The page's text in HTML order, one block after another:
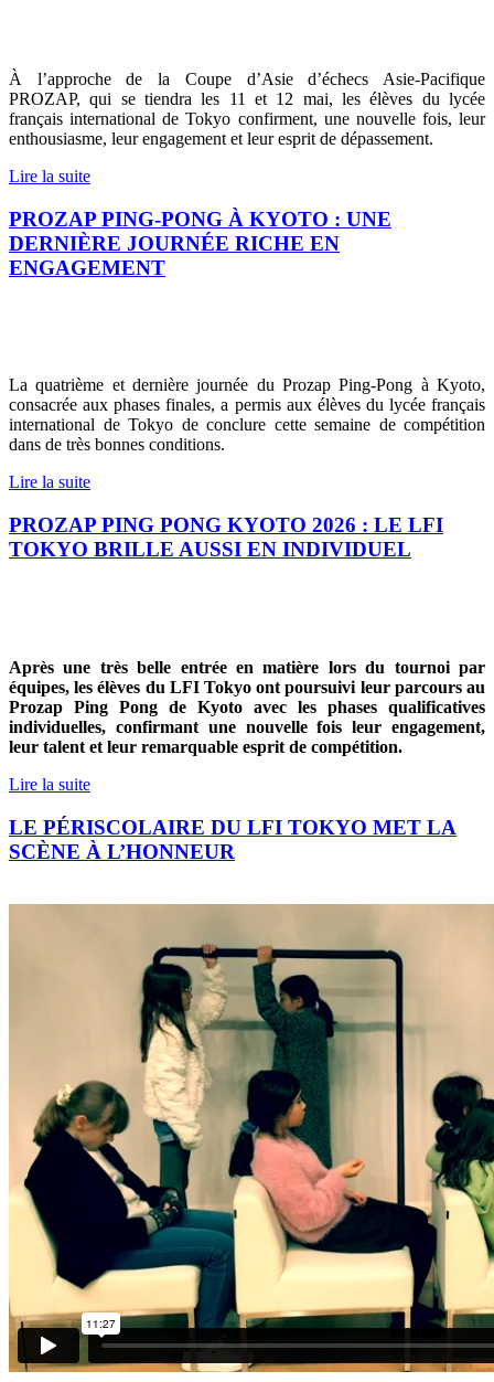
À l’approche de la Coupe d’Asie d’échecs Asie-Pacifique
PROZAP, qui se tiendra les 11 et 12 mai, les élèves du lycée
français international de Tokyo confirment, une nouvelle fois, leur
enthousiasme, leur engagement et leur esprit de dépassement.
Lire la suite
PROZAP PING-PONG À KYOTO : UNE
DERNIÈRE JOURNÉE RICHE EN
ENGAGEMENT
La quatrième et dernière journée du Prozap Ping-Pong à Kyoto,
consacrée aux phases finales, a permis aux élèves du lycée français
international de Tokyo de conclure cette semaine de compétition
dans de très bonnes conditions.
Lire la suite
PROZAP PING PONG KYOTO 2026 : LE LFI
TOKYO BRILLE AUSSI EN INDIVIDUEL
Après une très belle entrée en matière lors du tournoi par
équipes, les élèves du LFI Tokyo ont poursuivi leur parcours au
Prozap Ping Pong de Kyoto avec les phases qualificatives
individuelles, confirmant une nouvelle fois leur engagement,
leur talent et leur remarquable esprit de compétition.
Lire la suite
LE PÉRISCOLAIRE DU LFI TOKYO MET LA
SCÈNE À L’HONNEUR